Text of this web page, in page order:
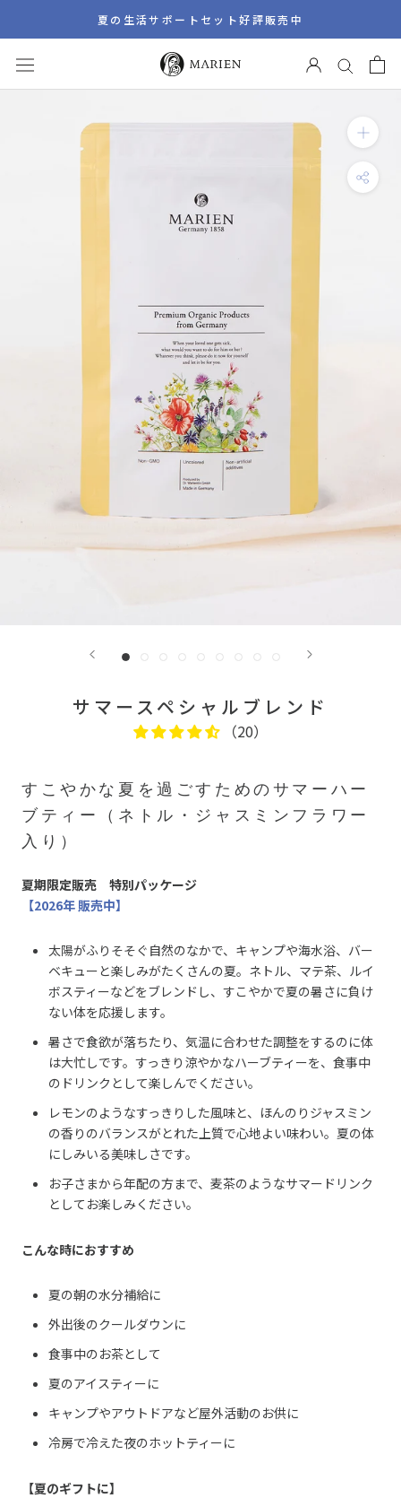
キ
夏の生活サポートセット好評販売中
サマースペシャルブレンド
（20）
すこやかな夏を過ごすためのサマーハー
ブティー（ネトル・ジャスミンフラワー
入り）
夏期限定販売 特別パッケージ
【2026年 販売中】
太陽がふりそそぐ自然のなかで、キャンプや海水浴、バー
ベキューと楽しみがたくさんの夏。ネトル、マテ茶、ルイ
ボスティーなどをブレンドし、すこやかで夏の暑さに負け
ない体を応援します。
暑さで食欲が落ちたり、気温に合わせた調整をするのに体
は大忙しです。すっきり涼やかなハーブティーを、食事中
のドリンクとして楽しんでください。
レモンのようなすっきりした風味と、ほんのりジャスミン
の香りのバランスがとれた上質で心地よい味わい。夏の体
にしみいる美味しさです。
お子さまから年配の方まで、麦茶のようなサマードリンク
としてお楽しみください。
こんな時におすすめ
夏の朝の水分補給に
外出後のクールダウンに
食事中のお茶として
夏のアイスティーに
キャンプやアウトドアなど屋外活動のお供に
冷房で冷えた夜のホットティーに
【夏のギフトに】